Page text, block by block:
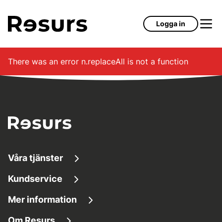
Logga in
There was an error n.replaceAll is not a function
Våra tjänster
Låna pengar
Sparkonton
Kundservice
Kundservice
Mer information